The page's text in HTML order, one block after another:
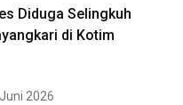
Diduga Selingkuh
di Kotim
2026